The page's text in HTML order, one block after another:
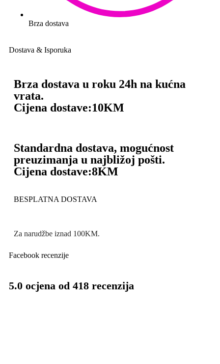
Brza dostava
Dostava & Isporuka
Brza dostava u roku 24h na kućna
vrata.
Cijena dostave:10KM
Standardna dostava, mogućnost
preuzimanja u najbližoj pošti.
Cijena dostave:8KM
BESPLATNA DOSTAVA
Za narudžbe iznad 100KM.
Facebook recenzije
5.0 ocjena od 418 recenzija